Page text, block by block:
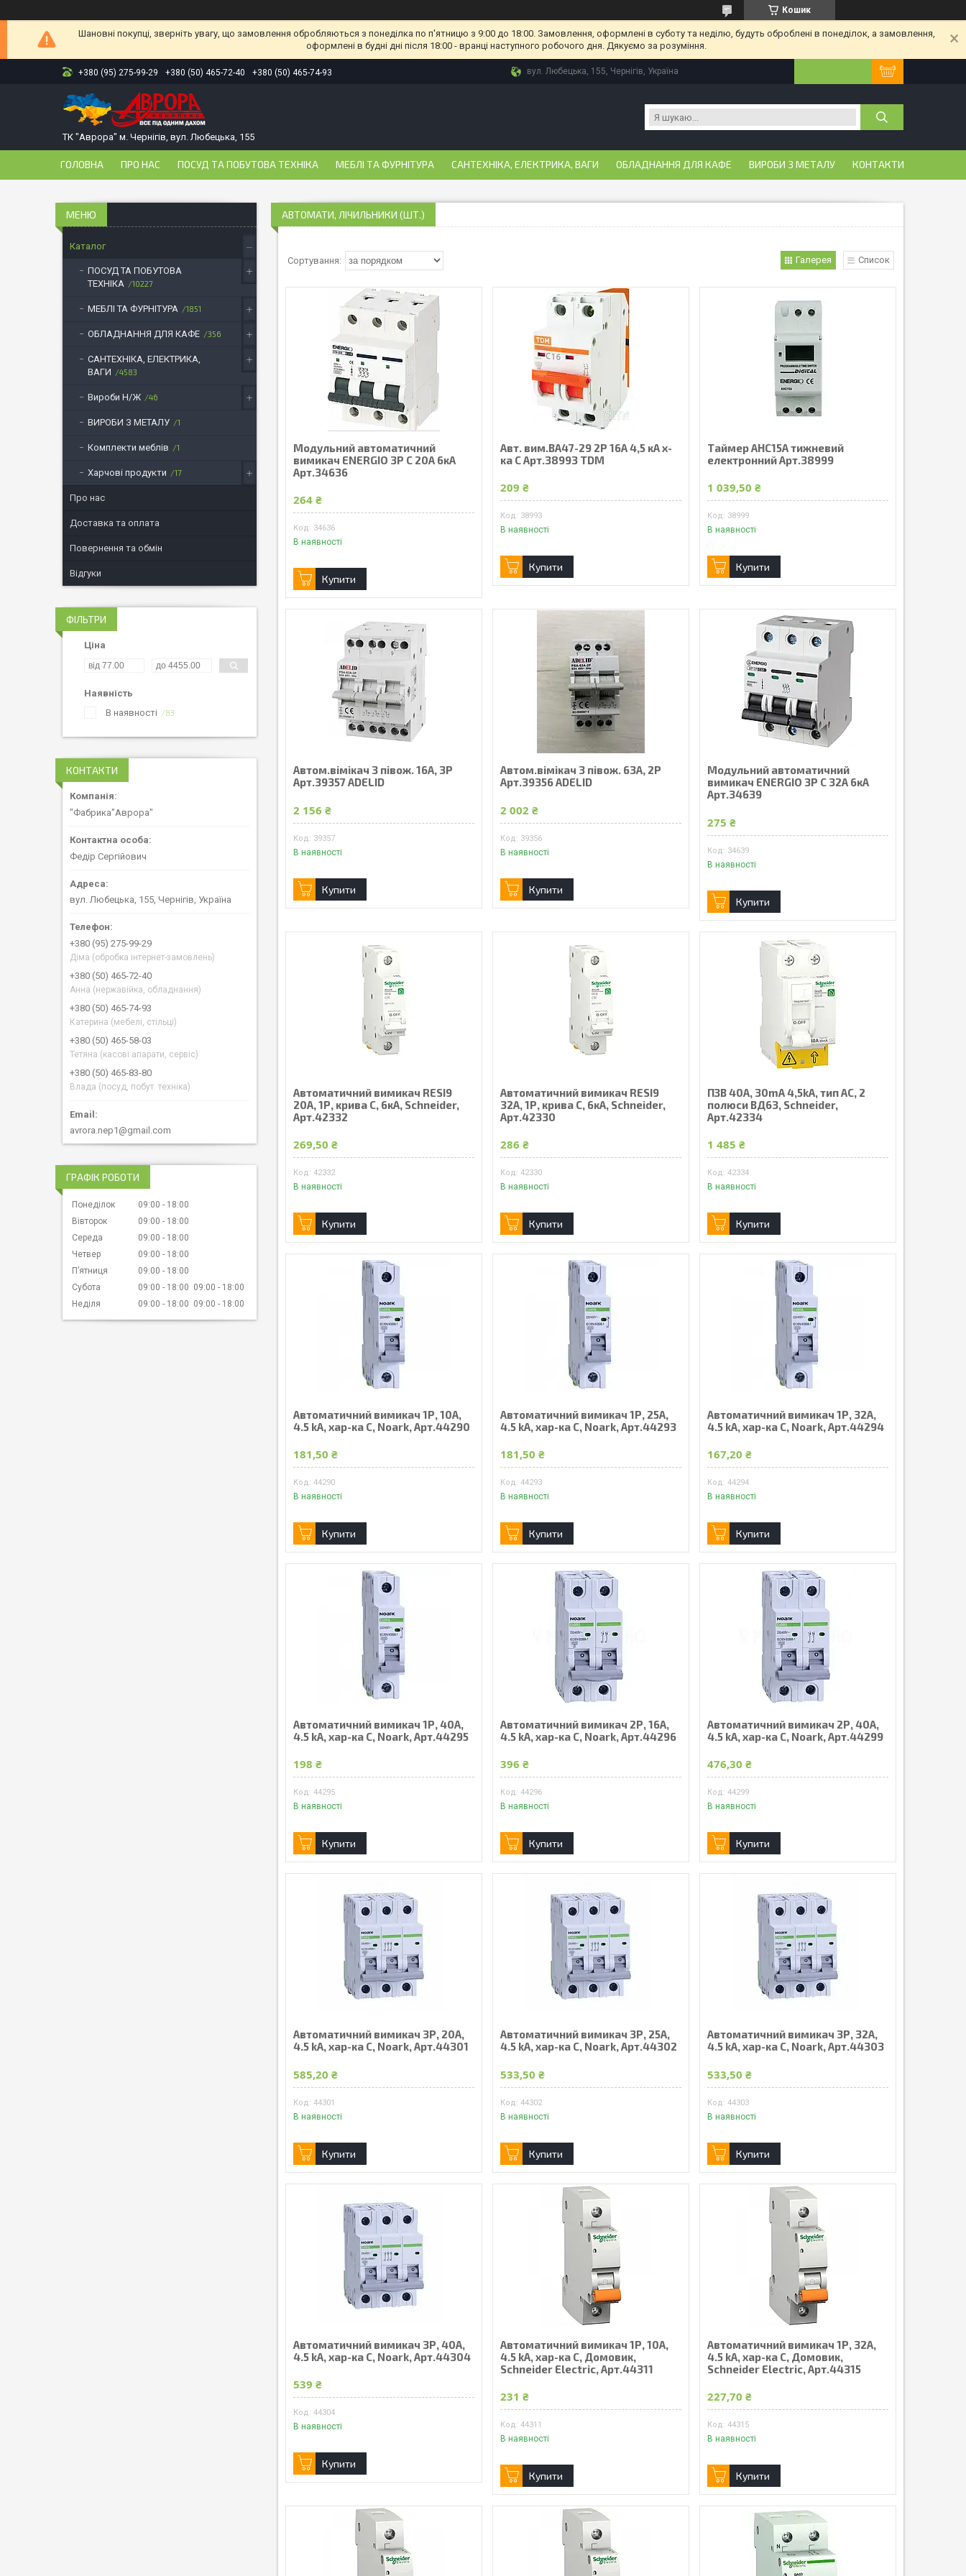
Кошик
Шановні покупці, зверніть увагу, що замовлення обробляються з понеділка по п'ятницю з 9:00 до 18:00. Замовлення, оформлені в суботу та неділю, будуть оброблені в понеділок, а замовлення,
оформлені в будні дні після 18:00 - вранці наступного робочого дня. Дякуємо за розуміння.
+380 (95) 275-99-29 +380 (50) 465-72-40 +380 (50) 465-74-93 вул. Любецька, 155, Чернігів, Україна
ТК "Аврора" м. Чернігів, вул. Любецька, 155
ГОЛОВНА ПРО НАС ПОСУД ТА ПОБУТОВА ТЕХНІКА МЕБЛІ ТА ФУРНІТУРА САНТЕХНІКА, ЕЛЕКТРИКА, ВАГИ ОБЛАДНАННЯ ДЛЯ КАФЕ ВИРОБИ З МЕТАЛУ КОНТАКТИ
АВТОМАТИ, ЛІЧИЛЬНИКИ (ШТ.)
Галерея Список
Модульний автоматичний
вимикач ENERGIO 3P C 20A 6кА
Арт.34636
264 ₴
34636
В наявності
Купити
Авт. вим.ВА47-29 2Р 16А 4,5 кА х-
ка С Арт.38993 TDM
209 ₴
38993
В наявності
Купити
Таймер АНС15А тижневий
електронний Арт.38999
1 039,50 ₴
38999
В наявності
Купити
Автом.вімікач 3 півож. 16А, 3Р
Арт.39357 ADELID
2 156 ₴
39357
В наявності
Купити
Автом.вімікач 3 півож. 63А, 2Р
Арт.39356 ADELID
2 002 ₴
39356
В наявності
Купити
Модульний автоматичний
вимикач ENERGIO 3P C 32A 6кА
Арт.34639
275 ₴
34639
В наявності
Купити
Автоматичний вимикач RESI9
20А, 1Р, крива С, 6кА, Schneider,
Арт.42332
269,50 ₴
42332
В наявності
Купити
Автоматичний вимикач RESI9
32А, 1Р, крива С, 6кА, Schneider,
Арт.42330
286 ₴
42330
В наявності
Купити
ПЗВ 40А, 30mA 4,5kA, тип АС, 2
полюси ВД63, Schneider,
Арт.42334
1 485 ₴
42334
В наявності
Купити
Автоматичний вимикач 1Р, 10А,
4.5 kA, хар-ка С, Noark, Арт.44290
181,50 ₴
44290
В наявності
Купити
Автоматичний вимикач 1Р, 25А,
4.5 kA, хар-ка С, Noark, Арт.44293
181,50 ₴
44293
В наявності
Купити
Автоматичний вимикач 1Р, 32А,
4.5 kA, хар-ка С, Noark, Арт.44294
167,20 ₴
44294
В наявності
Купити
Автоматичний вимикач 1Р, 40А,
4.5 kA, хар-ка С, Noark, Арт.44295
198 ₴
44295
В наявності
Купити
Автоматичний вимикач 2Р, 16А,
4.5 kA, хар-ка С, Noark, Арт.44296
396 ₴
44296
В наявності
Купити
Автоматичний вимикач 2Р, 40А,
4.5 kA, хар-ка С, Noark, Арт.44299
476,30 ₴
44299
В наявності
Купити
Автоматичний вимикач 3Р, 20А,
4.5 kA, хар-ка С, Noark, Арт.44301
585,20 ₴
44301
В наявності
Купити
Автоматичний вимикач 3Р, 25А,
4.5 kA, хар-ка С, Noark, Арт.44302
533,50 ₴
44302
В наявності
Купити
Автоматичний вимикач 3Р, 32А,
4.5 kA, хар-ка С, Noark, Арт.44303
533,50 ₴
44303
В наявності
Купити
Автоматичний вимикач 3Р, 40А,
4.5 kA, хар-ка С, Noark, Арт.44304
539 ₴
44304
В наявності
Купити
Автоматичний вимикач 1Р, 10А,
4.5 kA, хар-ка С, Домовик,
Schneider Electric, Арт.44311
231 ₴
44311
В наявності
Купити
Автоматичний вимикач 1Р, 32А,
4.5 kA, хар-ка С, Домовик,
Schneider Electric, Арт.44315
227,70 ₴
44315
В наявності
Купити
Каталог
ПОСУД ТА ПОБУТОВА
ТЕХНІКА
10227
МЕБЛІ ТА ФУРНІТУРА 1851
ОБЛАДНАННЯ ДЛЯ КАФЕ 356
САНТЕХНІКА, ЕЛЕКТРИКА,
ВАГИ
4583
Вироби Н/Ж 46
ВИРОБИ З МЕТАЛУ 1
Комплекти меблів 1
Харчові продукти 17
Про нас
Доставка та оплата
Повернення та обмін
Відгуки
ФІЛЬТРИ
Ціна
Наявність
В наявності
83
КОНТАКТИ
"Фабрика"Аврора"
Федір Сергійович
вул. Любецька, 155, Чернігів, Україна
+380 (95) 275-99-29
Діма (обробка інтернет-замовлень)
+380 (50) 465-72-40
Анна (нержавійка, обладнання)
+380 (50) 465-74-93
Катерина (мебелі, стільці)
+380 (50) 465-58-03
Тетяна (касові апарати, сервіс)
+380 (50) 465-83-80
Влада (посуд, побут. техніка)
avrora.nep1@gmail.com
ГРАФІК РОБОТИ
Понеділок 09:00
18:00
Вівторок
09:00
18:00
Середа
09:00
18:00
Четвер
09:00
18:00
Пʼятниця
09:00
18:00
Субота
09:00 18:00 09:00
18:00
Неділя
09:00 18:00 09:00 18:00